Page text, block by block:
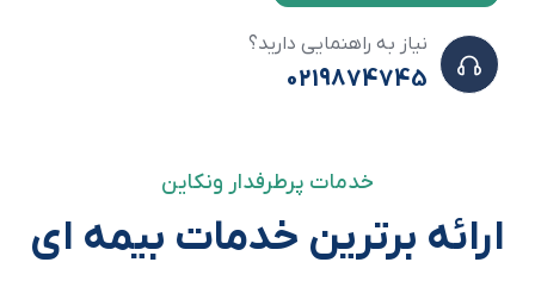
نیاز به راهنمایی دارید؟
0219874745
خدمات پرطرفدار ونکاین
ارائه برترین خدمات بیمه ای